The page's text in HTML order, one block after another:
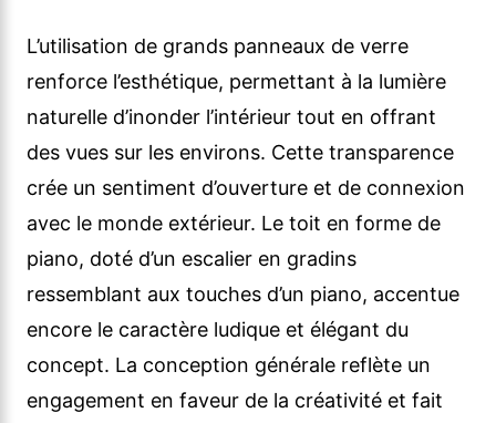
L’utilisation de grands panneaux de verre
renforce l’esthétique, permettant à la lumière
naturelle d’inonder l’intérieur tout en offrant
des vues sur les environs. Cette transparence
crée un sentiment d’ouverture et de connexion
avec le monde extérieur. Le toit en forme de
piano, doté d’un escalier en gradins
ressemblant aux touches d’un piano, accentue
encore le caractère ludique et élégant du
concept. La conception générale reflète un
engagement en faveur de la créativité et fait